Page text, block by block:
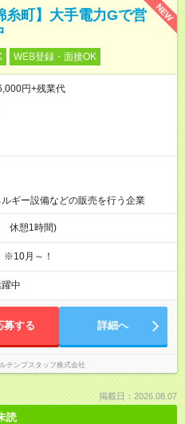
NEW
糸町】大手電力Gで営
WEB登録・面接OK
円+残業代
ギー設備などの販売を行う企業
休憩1時間)
月～！
中
募する 詳細へ
テンプスタッフ株式会社
掲載日：2026.08.07
読